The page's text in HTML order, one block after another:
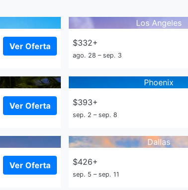
Ver Oferta
Los Angeles
$332+
ago. 28 – sep. 3
Ver Oferta
Phoenix
$393+
sep. 2 – sep. 8
Ver Oferta
Dallas
$426+
sep. 5 – sep. 11